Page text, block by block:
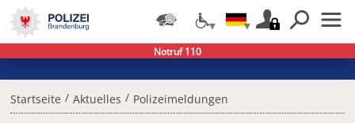
Startseite / Aktuelles / Polizeimeldungen
Notruf 110